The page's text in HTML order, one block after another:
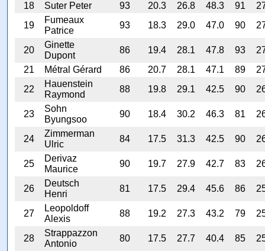
18
Suter Peter 93 20.3 26.8 48.3 91
19
Fumeaux
Patrice
93 18.3 29.0 47.0 90
20
Ginette
Dupont
86 19.4 28.1 47.8 93
21
Métral Gérard 86 20.7 28.1 47.1 89
22
Hauenstein
Raymond
88 19.8 29.1 42.5 90
23
Sohn
Byungsoo
90 18.4 30.2 46.3 81
24
Zimmerman
Ulric
84 17.5 31.3 42.5 90
25
Derivaz
Maurice
90 19.7 27.9 42.7 83
26
Deutsch
Henri
81 17.5 29.4 45.6 86
27
Leopoldoff
Alexis
88 19.2 27.3 43.2 79
28
Strappazzon
Antonio
80 17.5 27.7 40.4 85